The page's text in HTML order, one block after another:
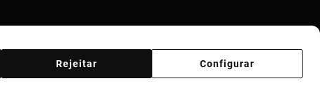
Configurar
Rejeitar